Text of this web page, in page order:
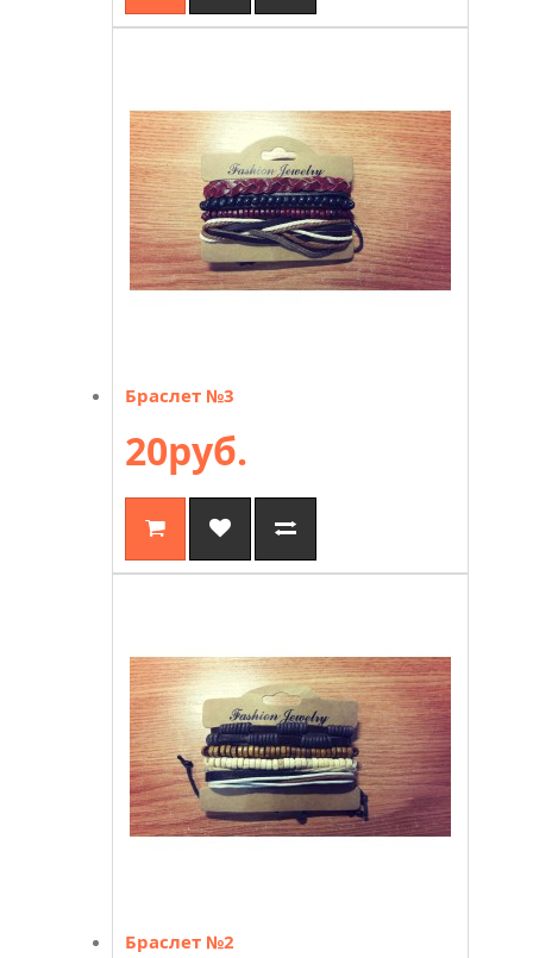
Браслет №3
20руб.
Браслет №2